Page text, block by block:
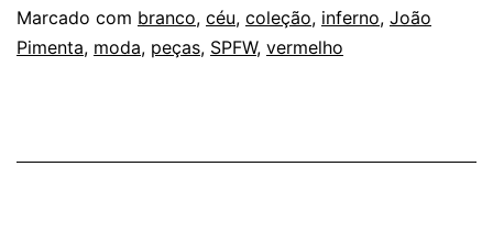
JOÃO
PIMENTA
Marcado com branco, céu, coleção, inferno, João
Pimenta, moda, peças, SPFW, vermelho